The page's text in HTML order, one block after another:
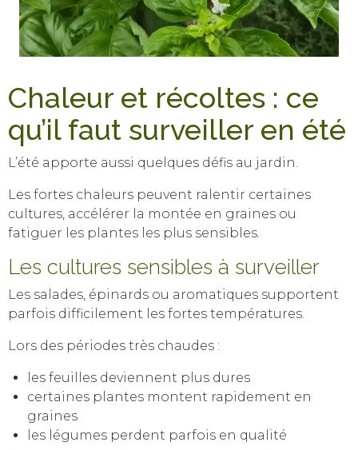
Chaleur et récoltes : ce
qu’il faut surveiller en été
L’été apporte aussi quelques défis au jardin.
Les fortes chaleurs peuvent ralentir certaines
cultures, accélérer la montée en graines ou
fatiguer les plantes les plus sensibles.
Les cultures sensibles à surveiller
Les salades, épinards ou aromatiques supportent
parfois difficilement les fortes températures.
Lors des périodes très chaudes :
les feuilles deviennent plus dures
certaines plantes montent rapidement en
graines
les légumes perdent parfois en qualité